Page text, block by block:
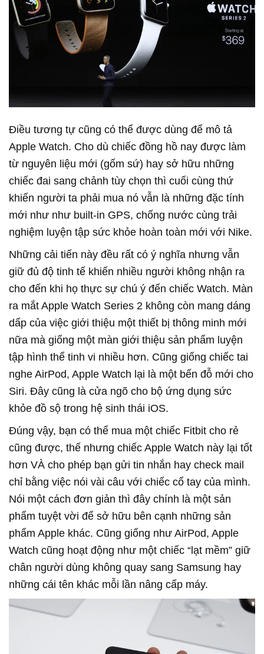
Điều tương tự cũng có thể được dùng để mô tả
Apple Watch. Cho dù chiếc đồng hồ nay được làm
từ nguyên liệu mới (gốm sứ) hay sở hữu những
chiếc đai sang chảnh tùy chọn thì cuối cùng thứ
khiến người ta phải mua nó vẫn là những đặc tính
mới như như built-in GPS, chống nước cùng trải
nghiệm luyện tập sức khỏe hoàn toàn mới với Nike.
Những cải tiến này đều rất có ý nghĩa nhưng vẫn
giữ đủ độ tinh tế khiến nhiều người không nhận ra
cho đến khi họ thực sự chú ý đến chiếc Watch. Màn
ra mắt Apple Watch Series 2 không còn mang dáng
dấp của việc giới thiệu một thiết bị thông minh mới
nữa mà giống một màn giới thiệu sản phẩm luyện
tập hình thể tinh vi nhiều hơn. Cũng giống chiếc tai
nghe AirPod, Apple Watch lại là một bến đỗ mới cho
Siri. Đây cũng là cửa ngõ cho bộ ứng dụng sức
khỏe đồ sộ trong hệ sinh thái iOS.
Đúng vậy, bạn có thể mua một chiếc Fitbit cho rẻ
cũng được, thế nhưng chiếc Apple Watch này lại tốt
hơn VÀ cho phép bạn gửi tin nhắn hay check mail
chỉ bằng việc nói vài câu với chiếc cổ tay của mình.
Nói một cách đơn giản thì đây chính là một sản
phẩm tuyệt vời để sở hữu bên cạnh những sản
phẩm Apple khác. Cũng giống như AirPod, Apple
Watch cũng hoạt động như một chiếc “lạt mềm” giữ
chân người dùng không quay sang Samsung hay
những cái tên khác mỗi lần nâng cấp máy.